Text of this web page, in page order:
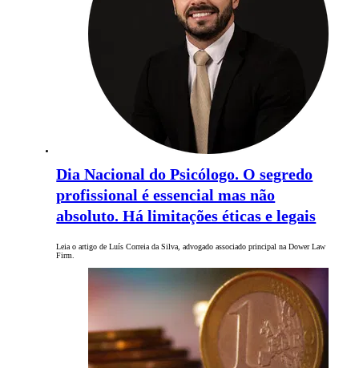
Dia Nacional do Psicólogo. O segredo
profissional é essencial mas não
absoluto. Há limitações éticas e legais
Leia o artigo de Luís Correia da Silva, advogado associado principal na Dower Law
Firm.